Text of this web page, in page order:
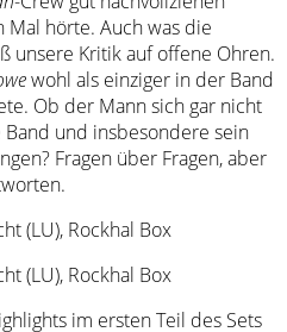
hörte. Auch was die
unsere Kritik auf offene Ohren.
wohl als einziger in der Band
Ob der Mann sich gar nicht
und insbesondere sein
Fragen über Fragen, aber
im ersten Teil des Sets